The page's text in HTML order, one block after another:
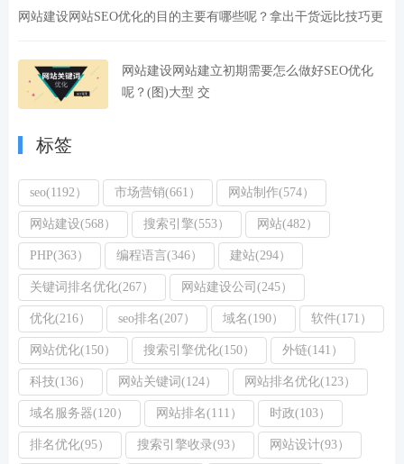
网站建设网站SEO优化的目的主要有哪些呢？拿出干货远比技巧更
网站建设网站建立初期需要怎么做好SEO优化
呢？(图)大型 交
标签
seo(1192） 市场营销(661） 网站制作(574）
网站建设(568） 搜索引擎(553） 网站(482）
PHP(363） 编程语言(346） 建站(294）
关键词排名优化(267） 网站建设公司(245）
优化(216） seo排名(207） 域名(190） 软件(171）
网站优化(150） 搜索引擎优化(150） 外链(141）
科技(136） 网站关键词(124） 网站排名优化(123）
域名服务器(120） 网站排名(111） 时政(103）
排名优化(95） 搜索引擎收录(93） 网站设计(93）